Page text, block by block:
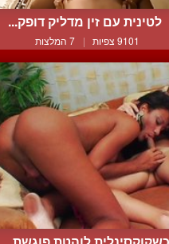
לטינית עם זין מדליק דופק...
9101 צפיות | 7 המלצות